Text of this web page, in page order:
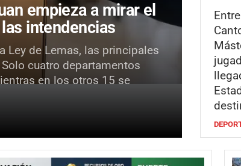
empieza a mirar el
intendencias
Ley de Lemas, las principales
cuatro departamentos
en los otros 15 se